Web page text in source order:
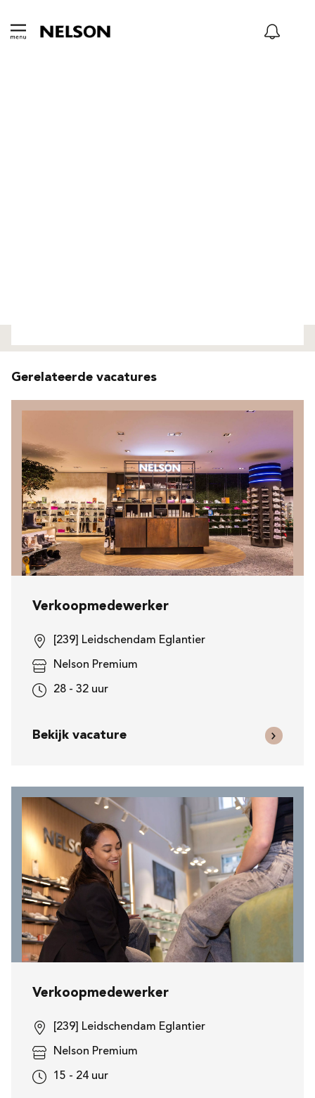
Gerelateerde vacatures
Verkoopmedewerker
[239] Leidschendam Eglantier
Nelson Premium
28 - 32 uur
Bekijk vacature
Verkoopmedewerker
[239] Leidschendam Eglantier
Nelson Premium
15 - 24 uur